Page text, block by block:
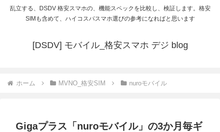
乱立する、DSDV 格安スマホの、機能スペックを比較し、検証します。格安
SIMも含めて、ハイコスパスマホ選びの参考になればと思います
[DSDV] モバイル_格安スマホ デジ blog
ホーム MVNO_格安SIM nuroモバイル
Gigaプラス「nuroモバイル」の3か月毎ギ